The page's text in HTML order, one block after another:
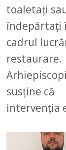
toaletați
îndepărtați
cadrul
restaurare.
susține că
intervenția